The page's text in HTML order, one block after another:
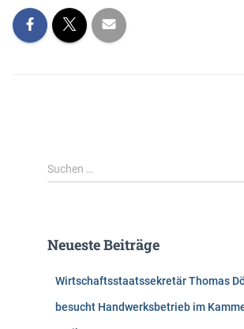
S
u
n
Suchen …
Neueste Beiträge
Wirtschaftsstaatssekretär Thomas
besucht Handwerksbetrieb im